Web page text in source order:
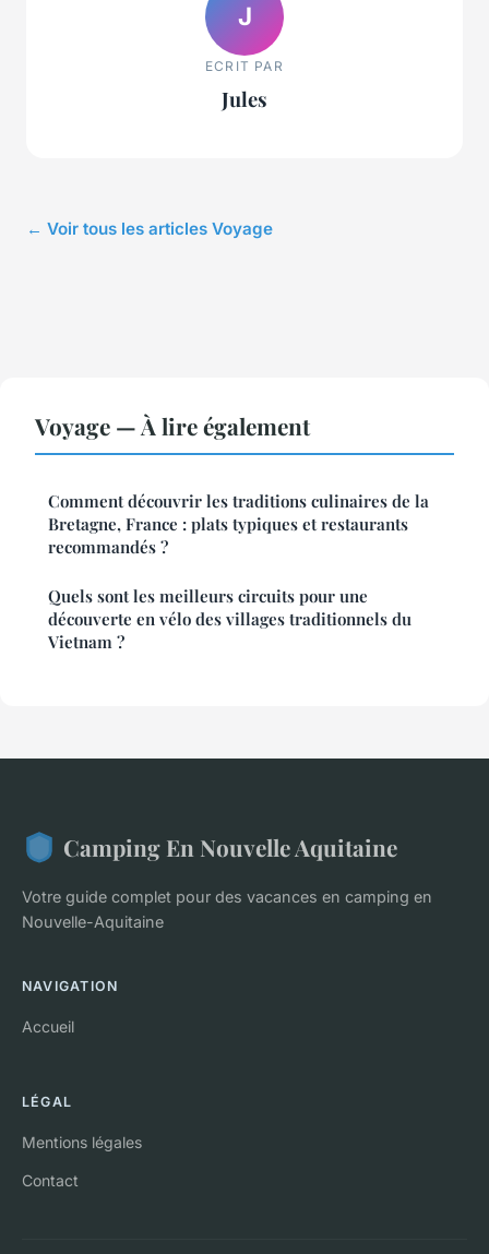
J
ECRIT PAR
Jules
← Voir tous les articles Voyage
Voyage — À lire également
Comment découvrir les traditions culinaires de la
Bretagne, France : plats typiques et restaurants
recommandés ?
Quels sont les meilleurs circuits pour une
découverte en vélo des villages traditionnels du
Vietnam ?
Camping En Nouvelle Aquitaine
Votre guide complet pour des vacances en camping en
Nouvelle-Aquitaine
NAVIGATION
Accueil
LÉGAL
Mentions légales
Contact